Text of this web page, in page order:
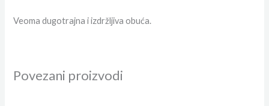
Veoma dugotrajna i izdržljiva obuća.
Povezani proizvodi